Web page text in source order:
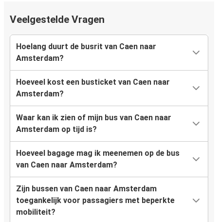
Veelgestelde Vragen
Hoelang duurt de busrit van Caen naar
Amsterdam?
Hoeveel kost een busticket van Caen naar
Amsterdam?
Waar kan ik zien of mijn bus van Caen naar
Amsterdam op tijd is?
Hoeveel bagage mag ik meenemen op de bus
van Caen naar Amsterdam?
Zijn bussen van Caen naar Amsterdam
toegankelijk voor passagiers met beperkte
mobiliteit?